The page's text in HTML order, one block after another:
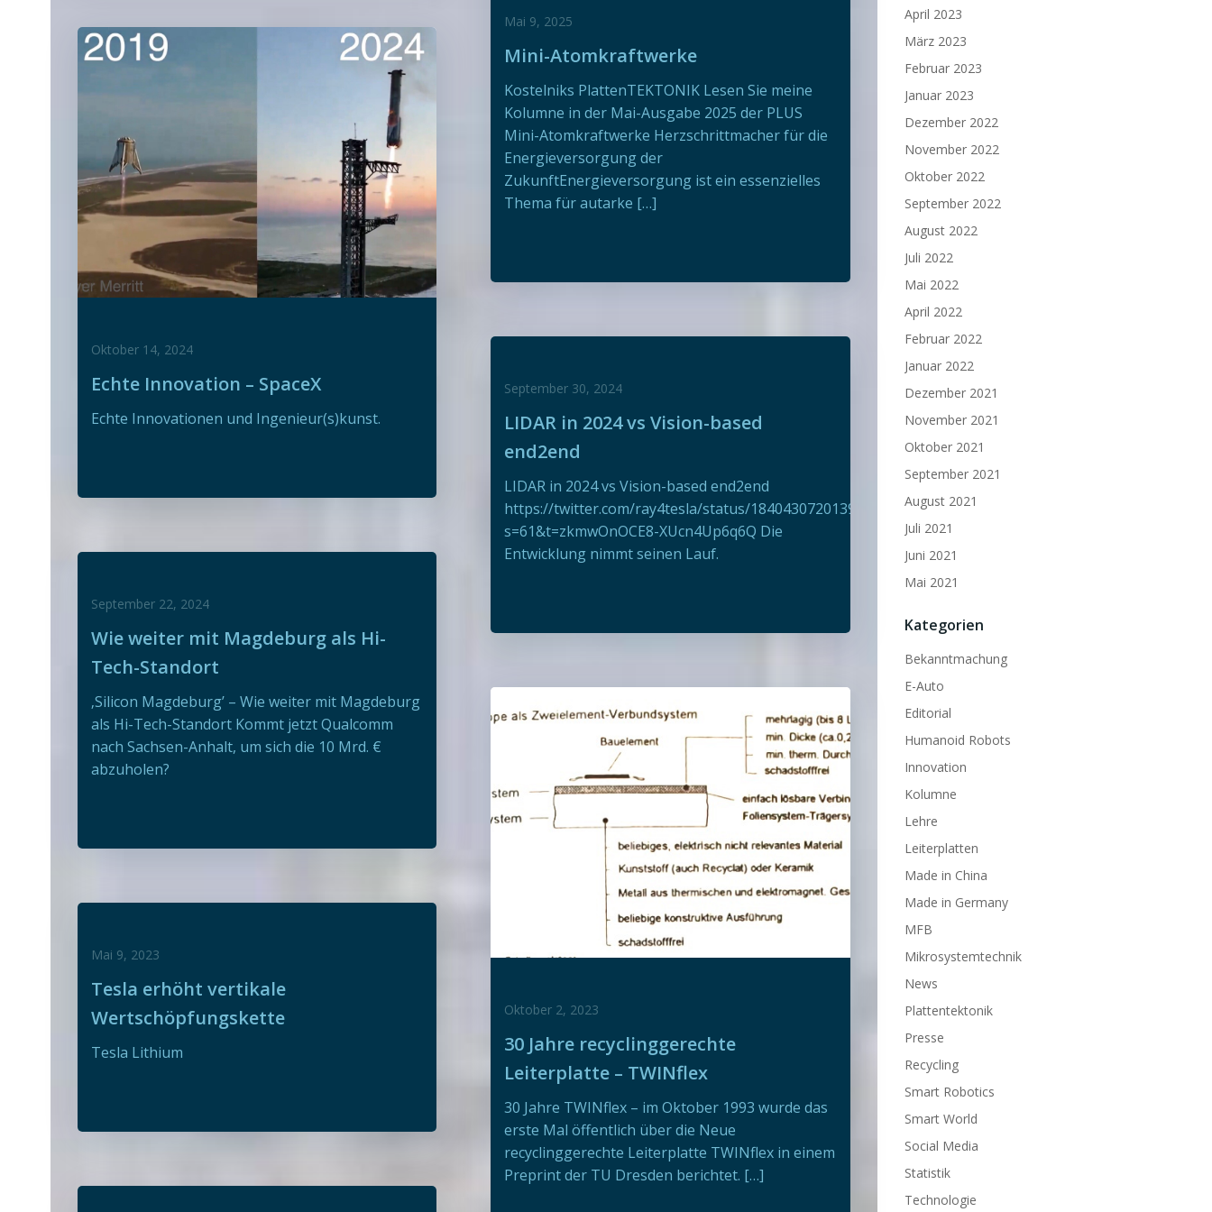
Mai 9, 2025
Mini-Atomkraftwerke
Kostelniks PlattenTEKTONIK Lesen Sie meine
Kolumne in der Mai-Ausgabe 2025 der PLUS
Mini-Atomkraftwerke Herzschrittmacher für die
Energieversorgung der
ZukunftEnergieversorgung ist ein essenzielles
Thema für autarke […]
Oktober 14, 2024
Echte Innovation – SpaceX
Echte Innovationen und Ingenieur(s)kunst.
September 30, 2024
LIDAR in 2024 vs Vision-based
end2end
LIDAR in 2024 vs Vision-based end2end
https://twitter.com/ray4tesla/status/1840430720139026910?
s=61&t=zkmwOnOCE8-XUcn4Up6q6Q Die
Entwicklung nimmt seinen Lauf.
September 22, 2024
Wie weiter mit Magdeburg als Hi-
Tech-Standort
‚Silicon Magdeburg’ – Wie weiter mit Magdeburg
als Hi-Tech-Standort Kommt jetzt Qualcomm
nach Sachsen-Anhalt, um sich die 10 Mrd. €
abzuholen?
Oktober 2, 2023
30 Jahre recyclinggerechte
Leiterplatte – TWINflex
30 Jahre TWINflex – im Oktober 1993 wurde das
erste Mal öffentlich über die Neue
recyclinggerechte Leiterplatte TWINflex in einem
Preprint der TU Dresden berichtet. […]
Mai 9, 2023
Tesla erhöht vertikale
Wertschöpfungskette
Tesla Lithium
April 2023
März 2023
Februar 2023
Januar 2023
Dezember 2022
November 2022
Oktober 2022
September 2022
August 2022
Juli 2022
Mai 2022
April 2022
Februar 2022
Januar 2022
Dezember 2021
November 2021
Oktober 2021
September 2021
August 2021
Juli 2021
Juni 2021
Mai 2021
Kategorien
Bekanntmachung
E-Auto
Editorial
Humanoid Robots
Innovation
Kolumne
Lehre
Leiterplatten
Made in China
Made in Germany
MFB
Mikrosystemtechnik
News
Plattentektonik
Presse
Recycling
Smart Robotics
Smart World
Social Media
Statistik
Technologie